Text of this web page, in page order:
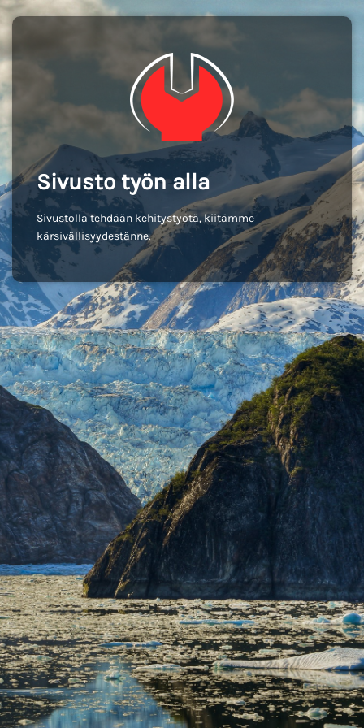
Sivusto työn alla
Sivustolla tehdään kehitystyötä, kiitämme
kärsivällisyydestänne.